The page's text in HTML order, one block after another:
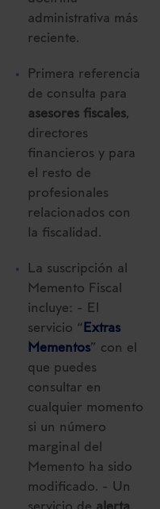
administrativa más
reciente.
Primera referencia
de consulta para
asesores fiscales,
directores
financieros y para
el resto de
profesionales
relacionados con
la fiscalidad.
La suscripción al
Memento Fiscal
incluye: - El
servicio “Extras
Mementos” con el
que puedes
consultar en
cualquier momento
si un número
marginal del
Memento ha sido
modificado. - Un